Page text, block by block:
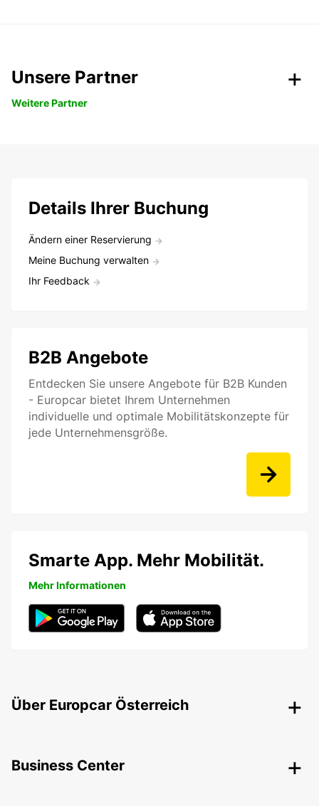
Unsere Partner
Weitere Partner
Details Ihrer Buchung
Ändern einer Reservierung
Meine Buchung verwalten
Ihr Feedback
B2B Angebote
Entdecken Sie unsere Angebote für B2B Kunden
- Europcar bietet Ihrem Unternehmen
individuelle und optimale Mobilitätskonzepte für
jede Unternehmensgröße.
Smarte App. Mehr Mobilität.
Mehr Informationen
Über Europcar Österreich
Business Center